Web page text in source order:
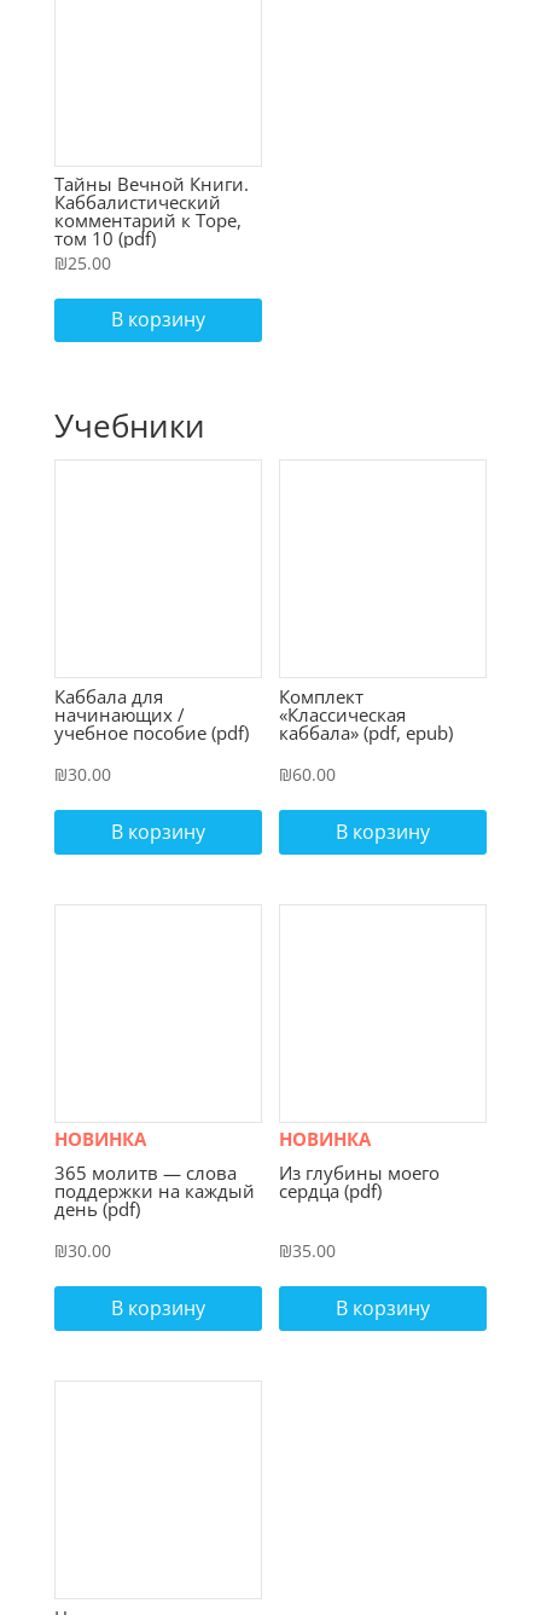
Тайны Вечной Книги.
Каббалистический
комментарий к Торе,
том 10 (pdf)
₪25.00
В корзину
Учебники
Каббала для
начинающих /
учебное пособие (pdf)
₪30.00
В корзину
Комплект
«Классическая
каббала» (pdf, epub)
₪60.00
В корзину
НОВИНКА
365 молитв — слова
поддержки на каждый
день (pdf)
₪30.00
В корзину
НОВИНКА
Из глубины моего
сердца (pdf)
₪35.00
В корзину